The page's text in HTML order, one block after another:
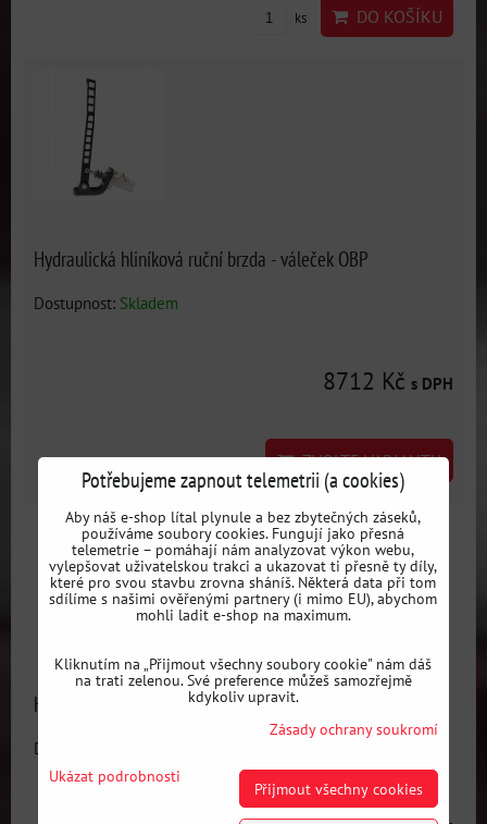
ks DO KOŠÍKU
Hydraulická hliníková ruční brzda - váleček OBP
Dostupnost: Skladem
8712 Kč s DPH
ZVOLTE VARIANTU
Hydraulická ruční brzda SKELETOR - hliníková
Dostupnost:
Potřebujeme zapnout telemetrii (a cookies)
Aby náš e-shop lítal plynule a bez zbytečných záseků,
používáme soubory cookies. Fungují jako přesná
telemetrie – pomáhají nám analyzovat výkon webu,
vylepšovat uživatelskou trakci a ukazovat ti přesně ty díly,
které pro svou stavbu zrovna sháníš. Některá data při tom
sdílíme s našimi ověřenými partnery (i mimo EU), abychom
mohli ladit e-shop na maximum.
Kliknutím na „Přijmout všechny soubory cookie" nám dáš
na trati zelenou. Své preference můžeš samozřejmě
kdykoliv upravit.
Zásady ochrany soukromí
Ukázat podrobnosti
Přijmout všechny cookies